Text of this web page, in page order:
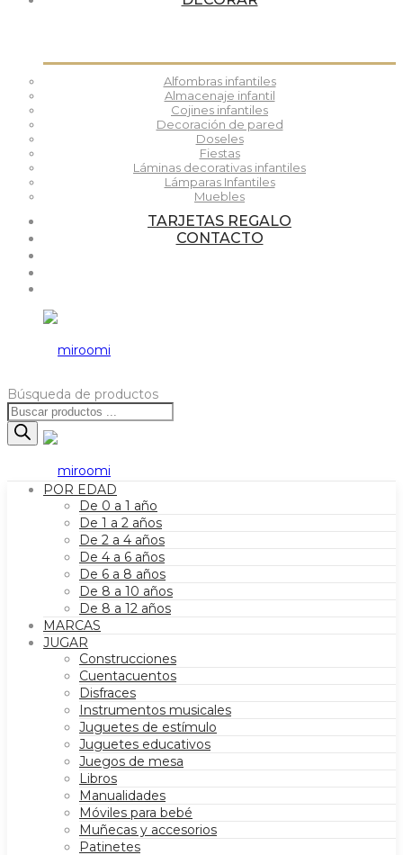
Alfombras infantiles
Almacenaje infantil
Cojines infantiles
Decoración de pared
Doseles
Fiestas
Láminas decorativas infantiles
Lámparas Infantiles
Muebles
TARJETAS REGALO
CONTACTO
Búsqueda de productos
POR EDAD
De 0 a 1 año
De 1 a 2 años
De 2 a 4 años
De 4 a 6 años
De 6 a 8 años
De 8 a 10 años
De 8 a 12 años
MARCAS
JUGAR
Construcciones
Cuentacuentos
Disfraces
Instrumentos musicales
Juguetes de estímulo
Juguetes educativos
Juegos de mesa
Libros
Manualidades
Móviles para bebé
Muñecas y accesorios
Patinetes